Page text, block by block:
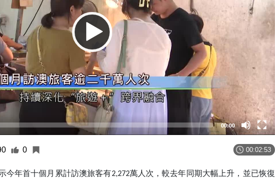
00:00
0 00:02:53
今年首十個月累計訪澳旅客有2,272萬人次，較去年同期大幅上升，並已恢復